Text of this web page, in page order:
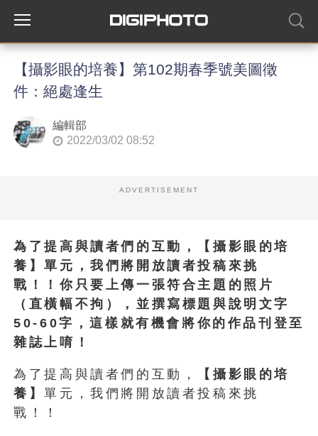
【攝影眼的培養】第102期春季號美圖徵
件：絕處逢生
編輯部
2022/03/02 08:52
ADVERTISEMENT
為了提高與讀者們的互動，【攝影眼的培
養】單元，我們將開放讀者投稿來挑
戰！！你只要上傳一張符合主題的照片
（直橫幅不拘），並撰寫標題與說明文字
50-60字，這樣就有機會將你的作品刊登至
雜誌上唷！
為了提高與讀者們的互動，
【攝影眼的培
養】單元，我們將開放讀者投稿來挑
戰！！